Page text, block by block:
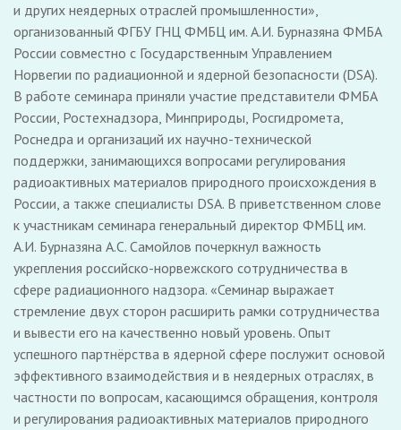
и других неядерных отраслей промышленности»,
организованный ФГБУ ГНЦ ФМБЦ им. А.И. Бурназяна ФМБА
России совместно с Государственным Управлением
Норвегии по радиационной и ядерной безопасности (DSA).
В работе семинара приняли участие представители ФМБА
России, Ростехнадзора, Минприроды, Росгидромета,
Роснедра и организаций их научно-технической
поддержки, занимающихся вопросами регулирования
радиоактивных материалов природного происхождения в
России, а также специалисты DSA. В приветственном слове
к участникам семинара генеральный директор ФМБЦ им.
А.И. Бурназяна А.С. Самойлов почеркнул важность
укрепления российско-норвежского сотрудничества в
сфере радиационного надзора. «Семинар выражает
стремление двух сторон расширить рамки сотрудничества
и вывести его на качественно новый уровень. Опыт
успешного партнёрства в ядерной сфере послужит основой
эффективного взаимодействия и в неядерных отраслях, в
частности по вопросам, касающимся обращения, контроля
и регулирования радиоактивных материалов природного